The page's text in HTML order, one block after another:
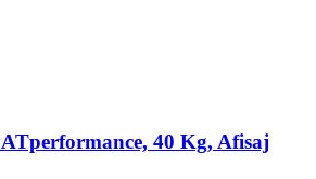
40 Kg, Afisaj